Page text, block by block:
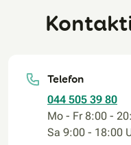
Telefon
044 505 39 80
Mo - Fr 8:00 -
Sa 9:00 - 18:00